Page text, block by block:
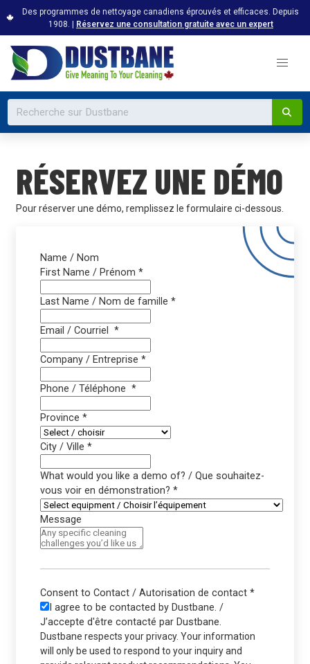
Des programmes de nettoyage canadiens éprouvés et efficaces. Depuis
1908. | Réservez une consultation gratuite avec un expert
RÉSERVEZ UNE DÉMO
Pour réserver une démo, remplissez le formulaire ci-dessous.
Name / Nom
First Name / Prénom *
Last Name / Nom de famille *
Email / Courriel *
Company / Entreprise *
Phone / Téléphone *
Province *
City / Ville *
What would you like a demo of? / Que souhaitez-
vous voir en démonstration? *
Message
Consent to Contact / Autorisation de contact *
I agree to be contacted by Dustbane. /
J’accepte d'être contacté par Dustbane.
Dustbane respects your privacy. Your information
will only be used to respond to your inquiry and